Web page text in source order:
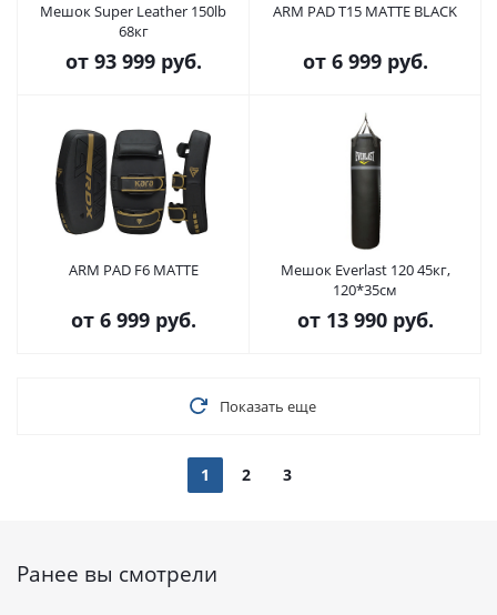
Мешок Super Leather 150lb
68кг
от 93 999 руб.
ARM PAD T15 MATTE BLACK
от 6 999 руб.
ARM PAD F6 MATTE
от 6 999 руб.
Мешок Everlast 120 45кг,
120*35см
от 13 990 руб.
Показать еще
1 2 3
Ранее вы смотрели